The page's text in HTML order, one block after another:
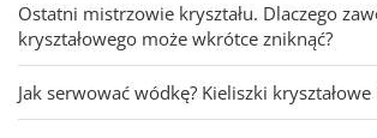
Ostatni mistrzowie kryształu. Dlaczego
kryształowego może wkrótce zniknąć?
Jak serwować wódkę? Kieliszki